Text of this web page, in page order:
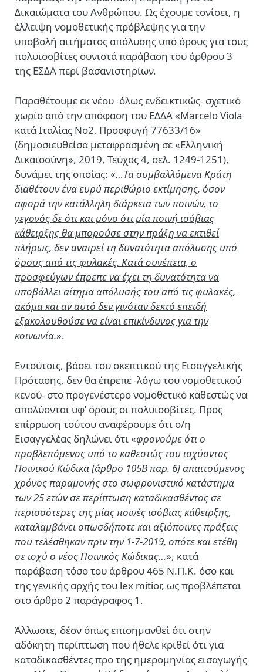
Δικαιώματα του Ανθρώπου. Ως έχουμε τονίσει, η
έλλειψη νομοθετικής πρόβλεψης για την
υποβολή αιτήματος απόλυσης υπό όρους για τους
πολυισοβίτες συνιστά παράβαση του άρθρου 3
της ΕΣΔΑ περί βασανιστηρίων.
Παραθέτουμε εκ νέου -όλως ενδεικτικώς- σχετικό
χωρίο από την απόφαση του ΕΔΔΑ «Marcelo Viola
κατά Ιταλίας Νο2, Προσφυγή 77633/16»
(δημοσιευθείσα μεταφρασμένη σε «Ελληνική
Δικαιοσύνη», 2019, Τεύχος 4, σελ. 1249-1251),
δυνάμει της οποίας: «…Τα συμβαλλόμενα Κράτη
διαθέτουν ένα ευρύ περιθώριο εκτίμησης, όσον
αφορά την κατάλληλη διάρκεια των ποινών, το
γεγονός δε ότι και μόνο ότι μία ποινή ισόβιας
κάθειρξης θα μπορούσε στην πράξη να εκτιθεί
πλήρως, δεν αναιρεί τη δυνατότητα απόλυσης υπό
όρους από τις φυλακές. Κατά συνέπεια, ο
προσφεύγων έπρεπε να έχει τη δυνατότητα να
υποβάλλει αίτημα απόλυσής του από τις φυλακές,
ακόμα και αν αυτό δεν γινόταν δεκτό επειδή
εξακολουθούσε να είναι επικίνδυνος για την
κοινωνία.».
Εντούτοις, βάσει του σκεπτικού της Εισαγγελικής
Πρότασης, δεν θα έπρεπε -λόγω του νομοθετικού
κενού- στο προγενέστερο νομοθετικό καθεστώς να
απολύονται υφ’ όρους οι πολυισοβίτες. Προς
επίρρωση τούτου αναφέρουμε ότι ο/η
Εισαγγελέας δηλώνει ότι «φρονούμε ότι ο
προβλεπόμενος υπό το καθεστώς του ισχύοντος
Ποινικού Κώδικα [άρθρο 105Β παρ. 6] απαιτούμενος
χρόνος παραμονής στο σωφρονιστικό κατάστημα
των 25 ετών σε περίπτωση καταδικασθέντος σε
περισσότερες της μίας ποινές ισόβιας κάθειρξης,
καταλαμβάνει οπωσδήποτε και αξιόποινες πράξεις
που τελέσθηκαν πριν την 1-7-2019, οπότε και ετέθη
σε ισχύ ο νέος Ποινικός Κώδικας…», κατά
παράβαση τόσο του άρθρου 465 Ν.Π.Κ. όσο και
της γενικής αρχής του lex mitior, ως προβλέπεται
στο άρθρο 2 παράγραφος 1.
Άλλωστε, δέον όπως επισημανθεί ότι στην
αδόκητη περίπτωση που ήθελε κριθεί ότι για
καταδικασθέντες προ της ημερομηνίας εισαγωγής